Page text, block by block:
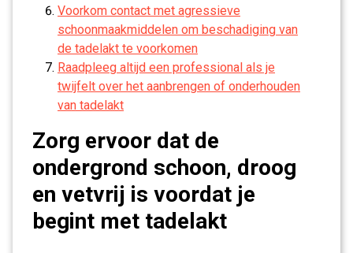
Voorkom contact met agressieve
schoonmaakmiddelen om beschadiging van
de tadelakt te voorkomen
Raadpleeg altijd een professional als je
twijfelt over het aanbrengen of onderhouden
van tadelakt
Zorg ervoor dat de
ondergrond schoon, droog
en vetvrij is voordat je
begint met tadelakt